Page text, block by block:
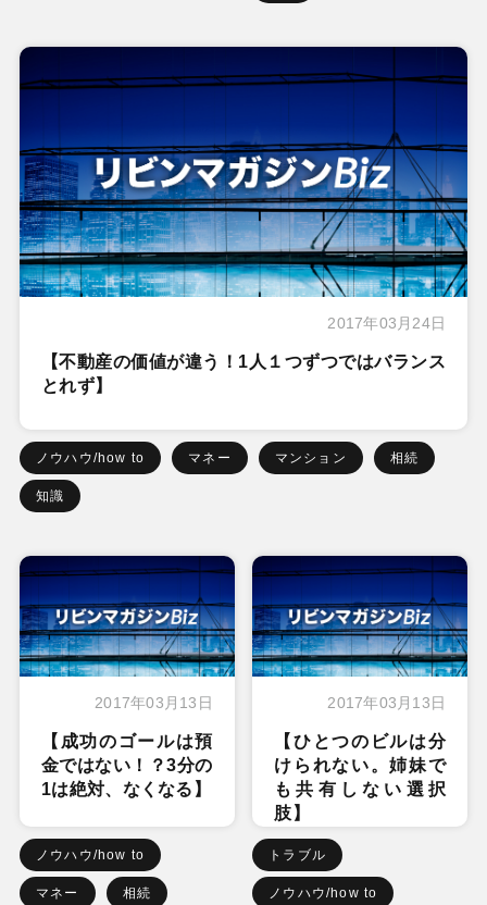
2017年03月24日
【不動産の価値が違う！1人１つずつではバランス
とれず】
ノウハウ/how to マネー マンション 相続
知識
2017年03月13日
【成功のゴールは預
金ではない！？3分の
1は絶対、なくなる】
ノウハウ/how to
マネー 相続
2017年03月13日
【ひとつのビルは分
けられない。姉妹で
も共有しない選択
肢】
トラブル
ノウハウ/how to